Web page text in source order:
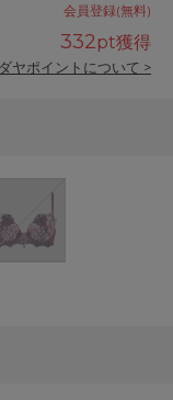
会員登録(無料)
332pt獲得
ヤポイントについて >